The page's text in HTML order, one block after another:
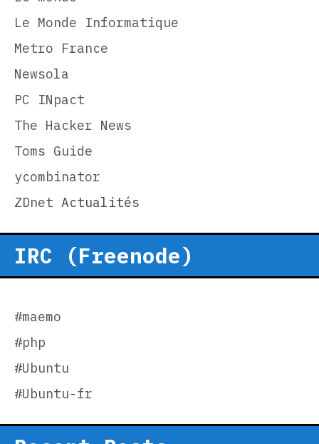
Le Monde Informatique
Metro France
Newsola
PC INpact
The Hacker News
Toms Guide
ycombinator
ZDnet Actualités
IRC (Freenode)
#maemo
#php
#Ubuntu
#Ubuntu-fr